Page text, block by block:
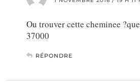
Ou trouver cette cheminee
37000
RÉPONDRE